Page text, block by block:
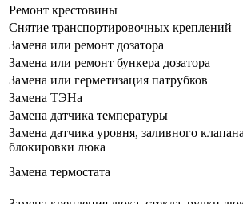
Ремонт крестовины
Снятие транспортировочных креплений
Замена или ремонт дозатора
Замена или ремонт бункера дозатора
Замена или герметизация патрубков
Замена ТЭНа
Замена датчика температуры
Замена датчика уровня, заливного
блокировки люка
Замена термостата